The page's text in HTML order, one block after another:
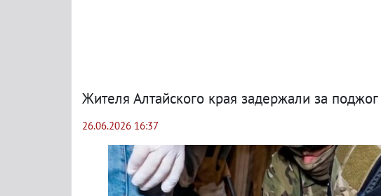
Жителя Алтайского края задержали за
26.06.2026 16:37